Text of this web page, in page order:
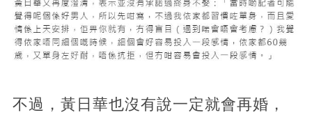
不過，黃日華也沒有說一定就會再婚，